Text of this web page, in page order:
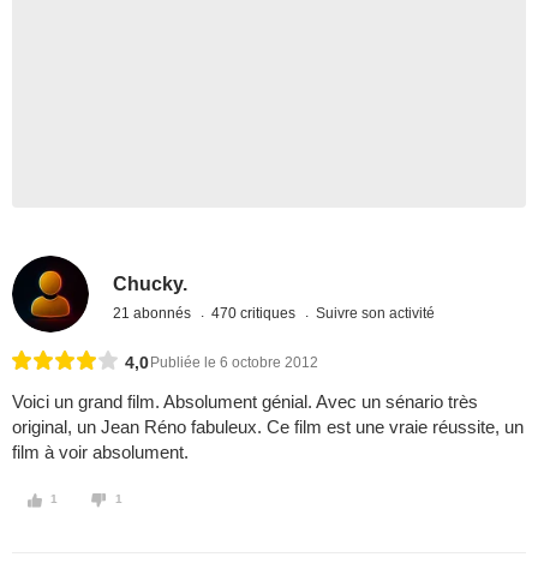
Chucky.
21 abonnés 470 critiques Suivre son activité
4,0 Publiée le 6 octobre 2012
Voici un grand film. Absolument génial. Avec un sénario très
original, un Jean Réno fabuleux. Ce film est une vraie réussite, un
film à voir absolument.
1 1